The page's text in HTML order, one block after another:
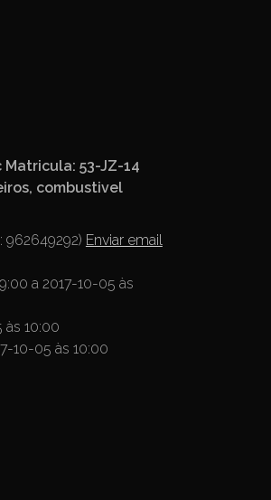
Matricula: 53-JZ-14
combustivel
962649292) Enviar email
a 2017-10-05 às
às 10:00
10-05 às 10:00